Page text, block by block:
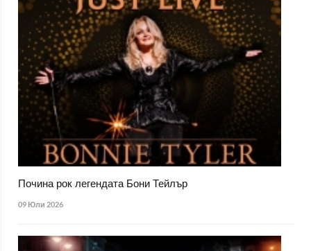
Почина рок легендата Бони Тейлър
09 Юли 2026